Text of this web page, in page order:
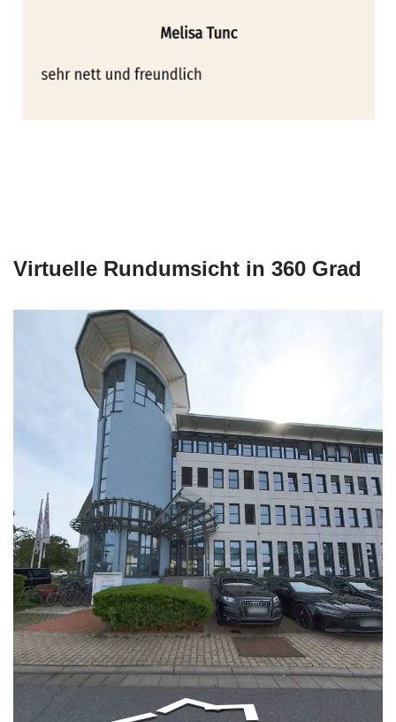
Virtuelle Rundumsicht in 360 Grad